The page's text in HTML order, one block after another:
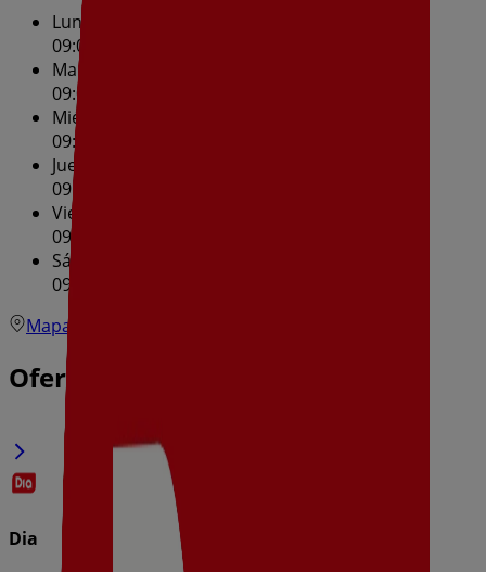
Lunes
09:00 - 21:00
Martes
09:00 - 21:00
Miércoles
09:00 - 21:00
Jueves
09:00 - 21:00
Viernes
09:00 - 21:00
Sábado
09:00 - 21:00
Mapa
Ofertas de Dia en Riudoms
Dia